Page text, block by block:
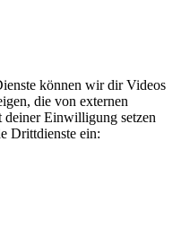
können wir dir Videos
die von externen
Einwilligung setzen
Drittdienste ein: